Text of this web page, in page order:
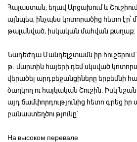
Հայաստան, եղավ Արցախում և
այնպես, ինչպես կոտորածից հետո էր՝
թալանված, իսկական մահվան քաղաք։
Նադեժդա Մանդելշտամն իր հուշերում
թ. մարտին հայերի դեմ սկսված
վերածել արդբեջանցիները երբեմնի
ծաղկող ու հայկական Շուշին։ Իսկ
այդ ճամփորդությունից հետո գրեց իր
բանաստեղծությունը`
На высоком перевале